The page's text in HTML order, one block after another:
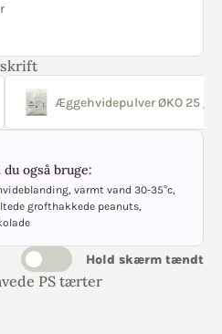
Æggehvidepulver ØKO 25 g
også bruge:
varmt vand 30-35°c,
grofthakkede peanuts,
Hold skærm tændt
PS tærter